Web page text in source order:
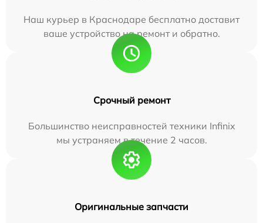
Наш курьер в Краснодаре бесплатно доставит
ваше устройство на ремонт и обратно.
Срочный ремонт
Большинство неисправностей техники Infinix
мы устраняем в течение 2 часов.
Оригинальные запчасти